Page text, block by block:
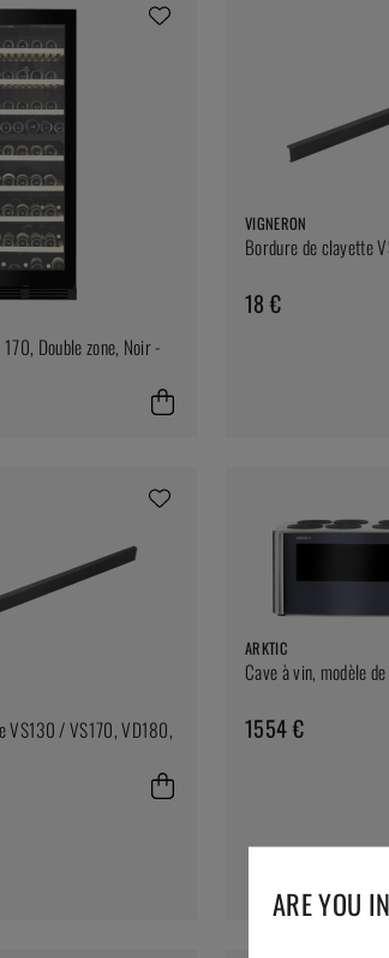
Double zone, Noir -
VIGNERON
Bordure de clayette
18 €
VS130 / VS170, VD180,
ARKTIC
Cave à vin, modèle
1554 €
ARE YOU